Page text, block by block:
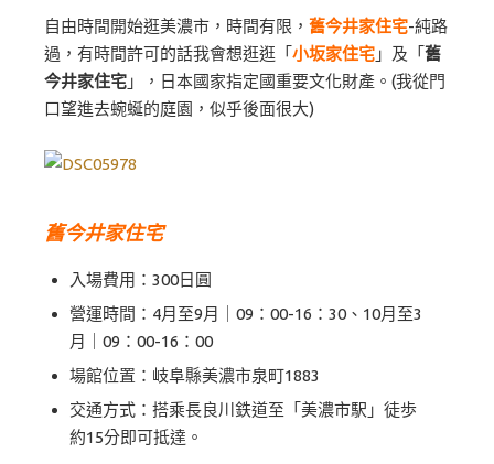
自由時間開始逛美濃市，時間有限， 舊今井家住宅-純路
過，有時間許可的話我會想逛逛「 小坂家住宅 」及「 舊
今井家住宅 」，日本國家指定國重要文化財產。(我從門
口望進去蜿蜒的庭園，似乎後面很大)
舊今井家住宅
入場費用：300日圓
營運時間：4月至9月｜09：00-16：30、10月至3
月｜09：00-16：00
場館位置：岐阜縣美濃市泉町1883
交通方式：搭乘長良川鉄道至「美濃市駅」徒歩
約15分即可抵達。